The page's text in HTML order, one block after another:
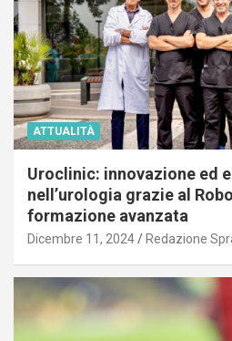
ATTUALITÀ
Uroclinic: innovazione ed
nell’urologia grazie al
formazione avanzata
Dicembre 11, 2024 Redazione